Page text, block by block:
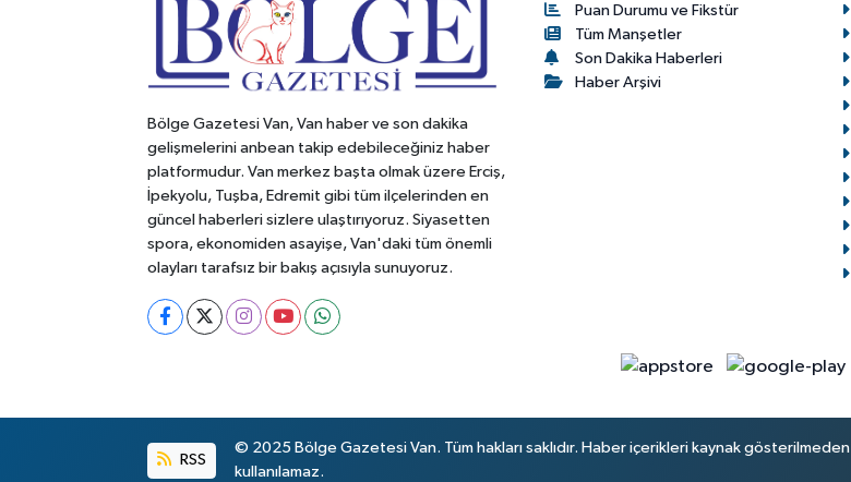
Bölge Gazetesi Van, Van haber ve son dakika
gelişmelerini anbean takip edebileceğiniz haber
platformudur. Van merkez başta olmak üzere Erciş,
İpekyolu, Tuşba, Edremit gibi tüm ilçelerinden en
güncel haberleri sizlere ulaştırıyoruz. Siyasetten
spora, ekonomiden asayişe, Van'daki tüm önemli
olayları tarafsız bir bakış açısıyla sunuyoruz.
Puan Durumu ve Fikstür
Tüm Manşetler
Son Dakika Haberleri
Haber Arşivi
RSS
© 2025 Bölge Gazetesi Van. Tüm hakları saklıdır. Haber içerikleri kaynak gösterilmeden
kullanılamaz.